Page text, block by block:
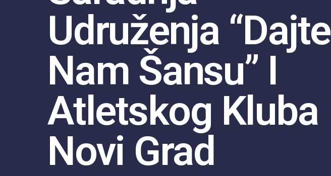
Udruženja “Dajte
Nam Šansu” I
Atletskog Kluba
Novi Grad